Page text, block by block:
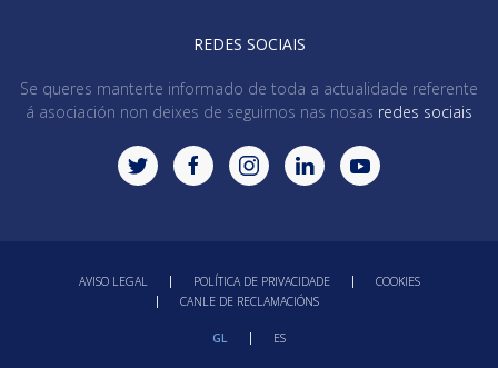
REDES SOCIAIS
Se queres manterte informado de toda a actualidade referente
á asociación non deixes de seguirnos nas nosas redes sociais
AVISO LEGAL POLÍTICA DE PRIVACIDADE
COOKIES
CANLE DE RECLAMACIÓNS
GL ES